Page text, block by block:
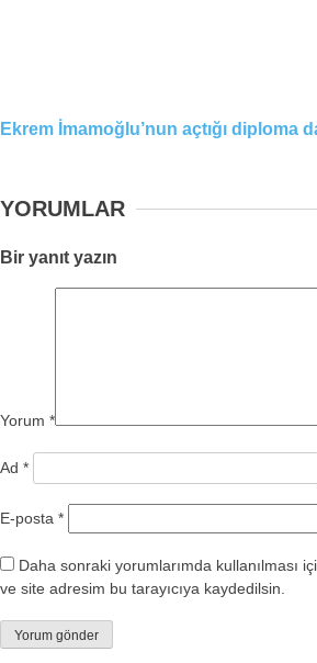
Ekrem İmamoğlu’nun açtığı diploma
YORUMLAR
Bir yanıt yazın
Yorum *
Ad *
E-posta *
Daha sonraki yorumlarımda kullanılması
ve site adresim bu tarayıcıya kaydedilsin.